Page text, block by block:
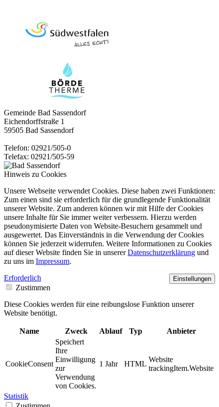
Gemeinde Bad Sassendorf
Eichendorffstraße 1
59505 Bad Sassendorf
Telefon: 02921/505-0
Telefax: 02921/505-59
Hinweis zu Cookies
Unsere Webseite verwendet Cookies. Diese haben zwei Funktionen:
Zum einen sind sie erforderlich für die grundlegende Funktionalität
unserer Website. Zum anderen können wir mit Hilfe der Cookies
unsere Inhalte für Sie immer weiter verbessern. Hierzu werden
pseudonymisierte Daten von Website-Besuchern gesammelt und
ausgewertet. Das Einverständnis in die Verwendung der Cookies
können Sie jederzeit widerrufen. Weitere Informationen zu Cookies
auf dieser Website finden Sie in unsererDatenschutzerklärung und
zu uns im Impressum.
Einstellungen
Erforderlich
Zustimmen
Diese Cookies werden für eine reibungslose Funktion unserer
Website benötigt.
Name Zweck Ablauf Typ Anbieter
CookieConsent
Speichert
Ihre
Einwilligung
zur
Verwendung
von Cookies.
1 Jahr HTML
Website
trackingItem.Website
Statistik